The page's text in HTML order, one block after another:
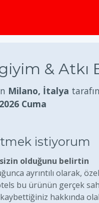
giyim &
Milano, İtalya
Cuma
istiyorum
olduğunu belirtin
ayrıntılı olarak,
bu ürünün gerçek
hakkında